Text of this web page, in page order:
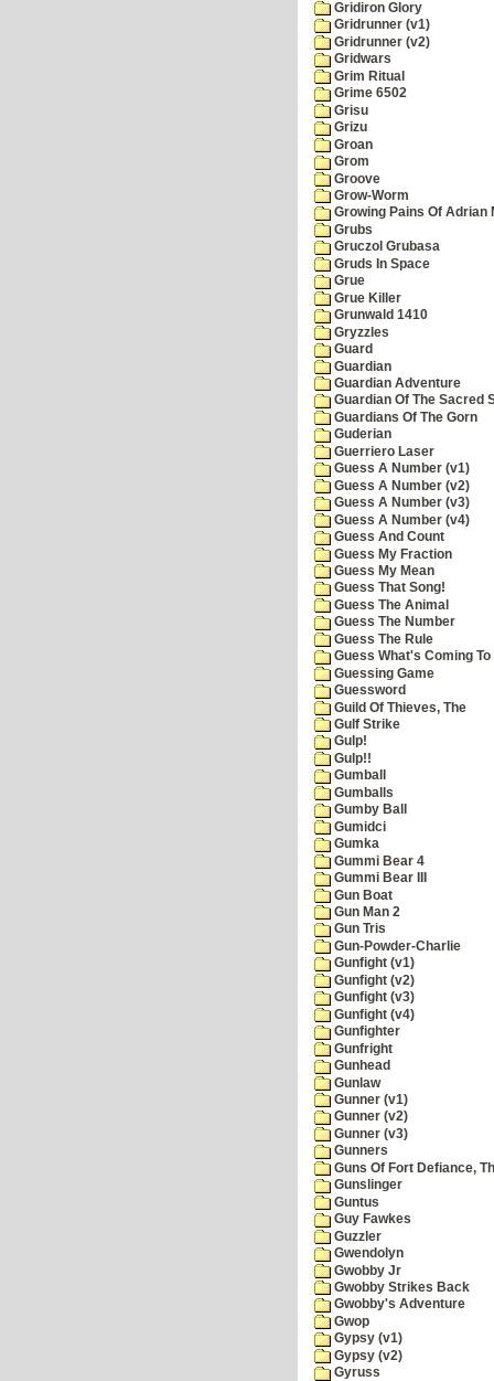
Gridiron Glory
Gridrunner (v1)
Gridrunner (v2)
Gridwars
Grim Ritual
Grime 6502
Grisu
Grizu
Groan
Grom
Groove
Grow-Worm
Growing Pains Of Adrian
Grubs
Gruczol Grubasa
Gruds In Space
Grue
Grue Killer
Grunwald 1410
Gryzzles
Guard
Guardian
Guardian Adventure
Guardian Of The Sacred
Guardians Of The Gorn
Guderian
Guerriero Laser
Guess A Number (v1)
Guess A Number (v2)
Guess A Number (v3)
Guess A Number (v4)
Guess And Count
Guess My Fraction
Guess My Mean
Guess That Song!
Guess The Animal
Guess The Number
Guess The Rule
Guess What's Coming To
Guessing Game
Guessword
Guild Of Thieves, The
Gulf Strike
Gulp!
Gulp!!
Gumball
Gumballs
Gumby Ball
Gumidci
Gumka
Gummi Bear 4
Gummi Bear III
Gun Boat
Gun Man 2
Gun Tris
Gun-Powder-Charlie
Gunfight (v1)
Gunfight (v2)
Gunfight (v3)
Gunfight (v4)
Gunfighter
Gunfright
Gunhead
Gunlaw
Gunner (v1)
Gunner (v2)
Gunner (v3)
Gunners
Guns Of Fort Defiance,
Gunslinger
Guntus
Guy Fawkes
Guzzler
Gwendolyn
Gwobby Jr
Gwobby Strikes Back
Gwobby's Adventure
Gwop
Gypsy (v1)
Gypsy (v2)
Gyruss